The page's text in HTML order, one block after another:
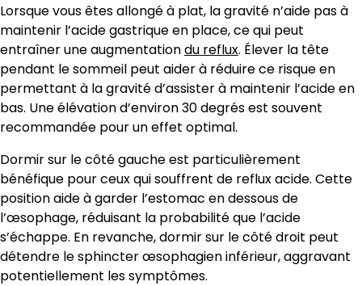
Lorsque vous êtes allongé à plat, la gravité n’aide pas à
maintenir l’acide gastrique en place, ce qui peut
entraîner une augmentationdu reflux. Élever la tête
pendant le sommeil peut aider à réduire ce risque en
permettant à la gravité d’assister à maintenir l’acide en
bas. Une élévation d’environ 30 degrés est souvent
recommandée pour un effet optimal.
Dormir sur le côté gauche est particulièrement
bénéfique pour ceux qui souffrent de reflux acide. Cette
position aide à garder l’estomac en dessous de
l’œsophage, réduisant la probabilité que l’acide
s’échappe. En revanche, dormir sur le côté droit peut
détendre le sphincter œsophagien inférieur, aggravant
potentiellement les symptômes.